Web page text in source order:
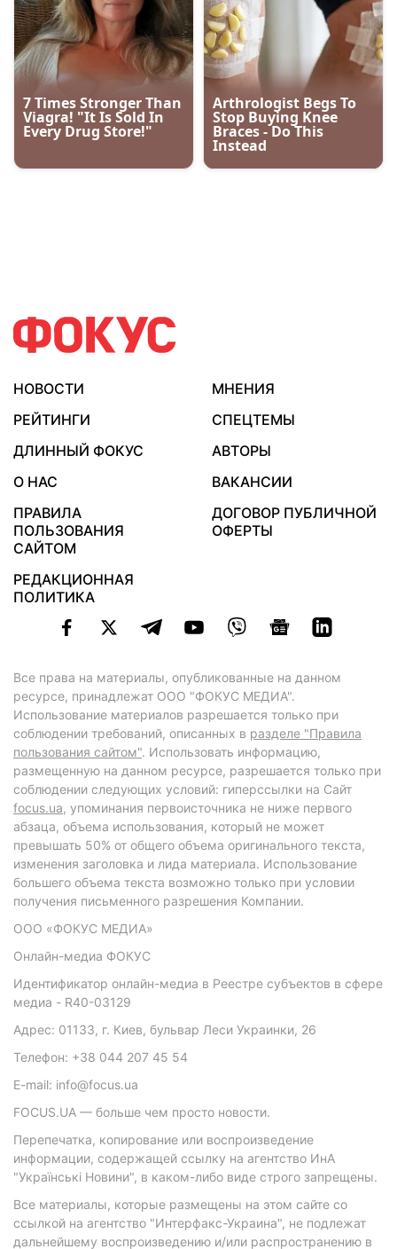
НОВОСТИ
МНЕНИЯ
РЕЙТИНГИ
СПЕЦТЕМЫ
ДЛИННЫЙ ФОКУС
АВТОРЫ
О НАС
ВАКАНСИИ
ПРАВИЛА
ПОЛЬЗОВАНИЯ
САЙТОМ
ДОГОВОР ПУБЛИЧНОЙ
ОФЕРТЫ
РЕДАКЦИОННАЯ
ПОЛИТИКА
Все права на материалы, опубликованные на данном
ресурсе, принадлежат ООО "ФОКУС МЕДИА".
Использование материалов разрешается только при
соблюдении требований, описанных в разделе "Правила
пользования сайтом". Использовать информацию,
размещенную на данном ресурсе, разрешается только при
соблюдении следующих условий: гиперссылки на Сайт
focus.ua, упоминания первоисточника не ниже первого
абзаца, объема использования, который не может
превышать 50% от общего объема оригинального текста,
изменения заголовка и лида материала. Использование
большего объема текста возможно только при условии
получения письменного разрешения Компании.
ООО «ФОКУС МЕДИА»
Онлайн-медиа ФОКУС
Идентификатор онлайн-медиа в Реестре субъектов в сфере
медиа - R40-03129
Адрес: 01133, г. Киев, бульвар Леси Украинки, 26
Телефон: +38 044 207 45 54
E-mail: info@focus.ua
FOCUS.UA — больше чем просто новости.
Перепечатка, копирование или воспроизведение
информации, содержащей ссылку на агентство ИнА
"Українські Новини", в каком-либо виде строго запрещены.
Все материалы, которые размещены на этом сайте со
ссылкой на агентство "Интерфакс-Украина", не подлежат
дальнейшему воспроизведению и/или распространению в